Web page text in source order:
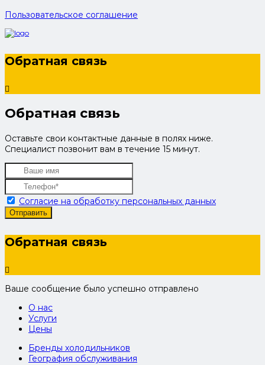
Пользовательское соглашение
Обратная связь
Обратная связь
Оставьте свои контактные данные в полях ниже.
Специалист позвонит вам в течение 15 минут.
Согласие на обработку персональных данных
Отправить
Обратная связь
Ваше сообщение было успешно отправлено
О нас
Услуги
Цены
Бренды холодильников
География обслуживания